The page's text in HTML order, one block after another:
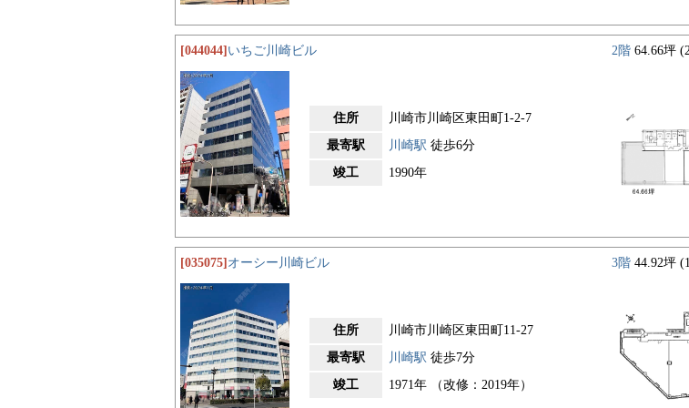
[044044]いちご川崎ビル 2階 64.66坪
住所
川崎市川崎区東田町1-2-7
最寄駅
川崎駅 徒歩6分
竣工
1990年
[035075] オーシー川崎ビル 3階 44.92坪
住所
川崎市川崎区東田町11-27
最寄駅
川崎駅 徒歩7分
竣工
1971年 （改修：2019年）